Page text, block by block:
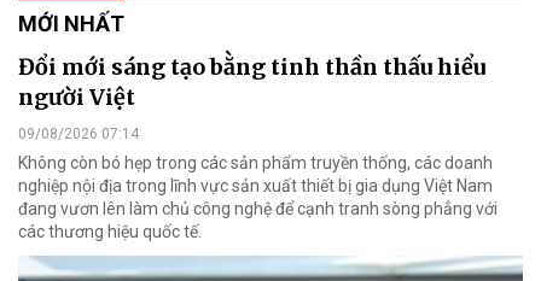
MỚI NHẤT
Đổi mới sáng tạo bằng tinh thần thấu hiểu
người Việt
09/08/2026 07:14
Không còn bó hẹp trong các sản phẩm truyền thống, các doanh
nghiệp nội địa trong lĩnh vực sản xuất thiết bị gia dụng Việt Nam
đang vươn lên làm chủ công nghệ để cạnh tranh sòng phẳng với
các thương hiệu quốc tế.